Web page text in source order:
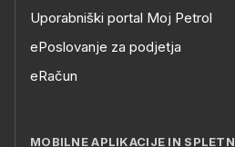
Uporabniški portal Moj Petrol
ePoslovanje za podjetja
eRačun
MOBILNE APLIKACIJE IN